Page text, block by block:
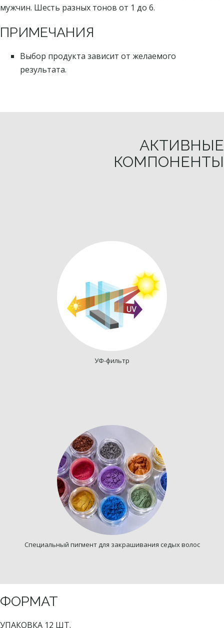
мужчин. Шесть разных тонов от 1 до 6.
ПРИМЕЧАНИЯ
Выбор продукта зависит от желаемого
результата.
АКТИВНЫЕ
КОМПОНЕНТЫ
УФ-фильтр
Специальный пигмент для закрашивания седых волос
ФОРМАТ
УПАКОВКА 12 ШТ.